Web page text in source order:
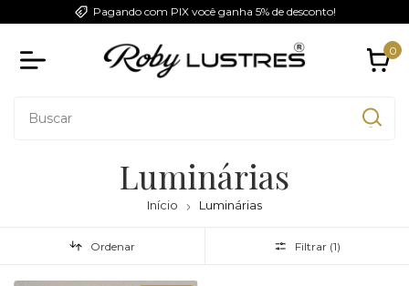
Pagando com PIX você ganha 5% de desconto!
0
Luminárias
Início Luminárias
Ordenar Filtrar (1)